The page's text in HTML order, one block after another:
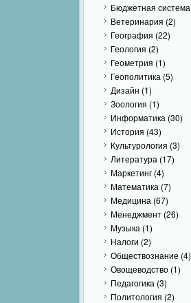
Бюджетная система
Ветеринария (2)
География (22)
Геология (2)
Геометрия (1)
Геополитика (5)
Дизайн (1)
Зоология (1)
Информатика (30)
История (43)
Культурология (3)
Литература (17)
Маркетинг (4)
Математика (7)
Медицина (67)
Менеджмент (26)
Музыка (1)
Налоги (2)
Обществознание (4)
Овощеводство (1)
Педагогика (3)
Политология (2)